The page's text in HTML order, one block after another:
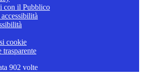
con il Pubblico
cookie
902 volte